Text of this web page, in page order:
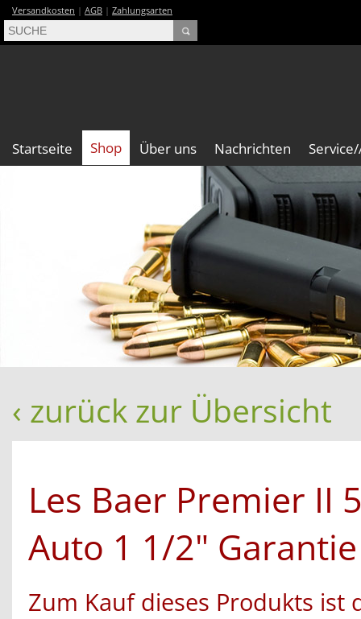
Versandkosten | AGB | Zahlungsarten
Startseite Shop Über uns Nachrichten
‹ zurück zur Übersicht
Les Baer Premier II
Auto 1 1/2" Garantie
Zum Kauf dieses Produkts ist